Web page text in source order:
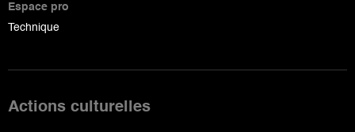
Espace pro
Technique
Actions culturelles